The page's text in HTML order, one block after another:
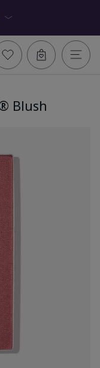
Blush